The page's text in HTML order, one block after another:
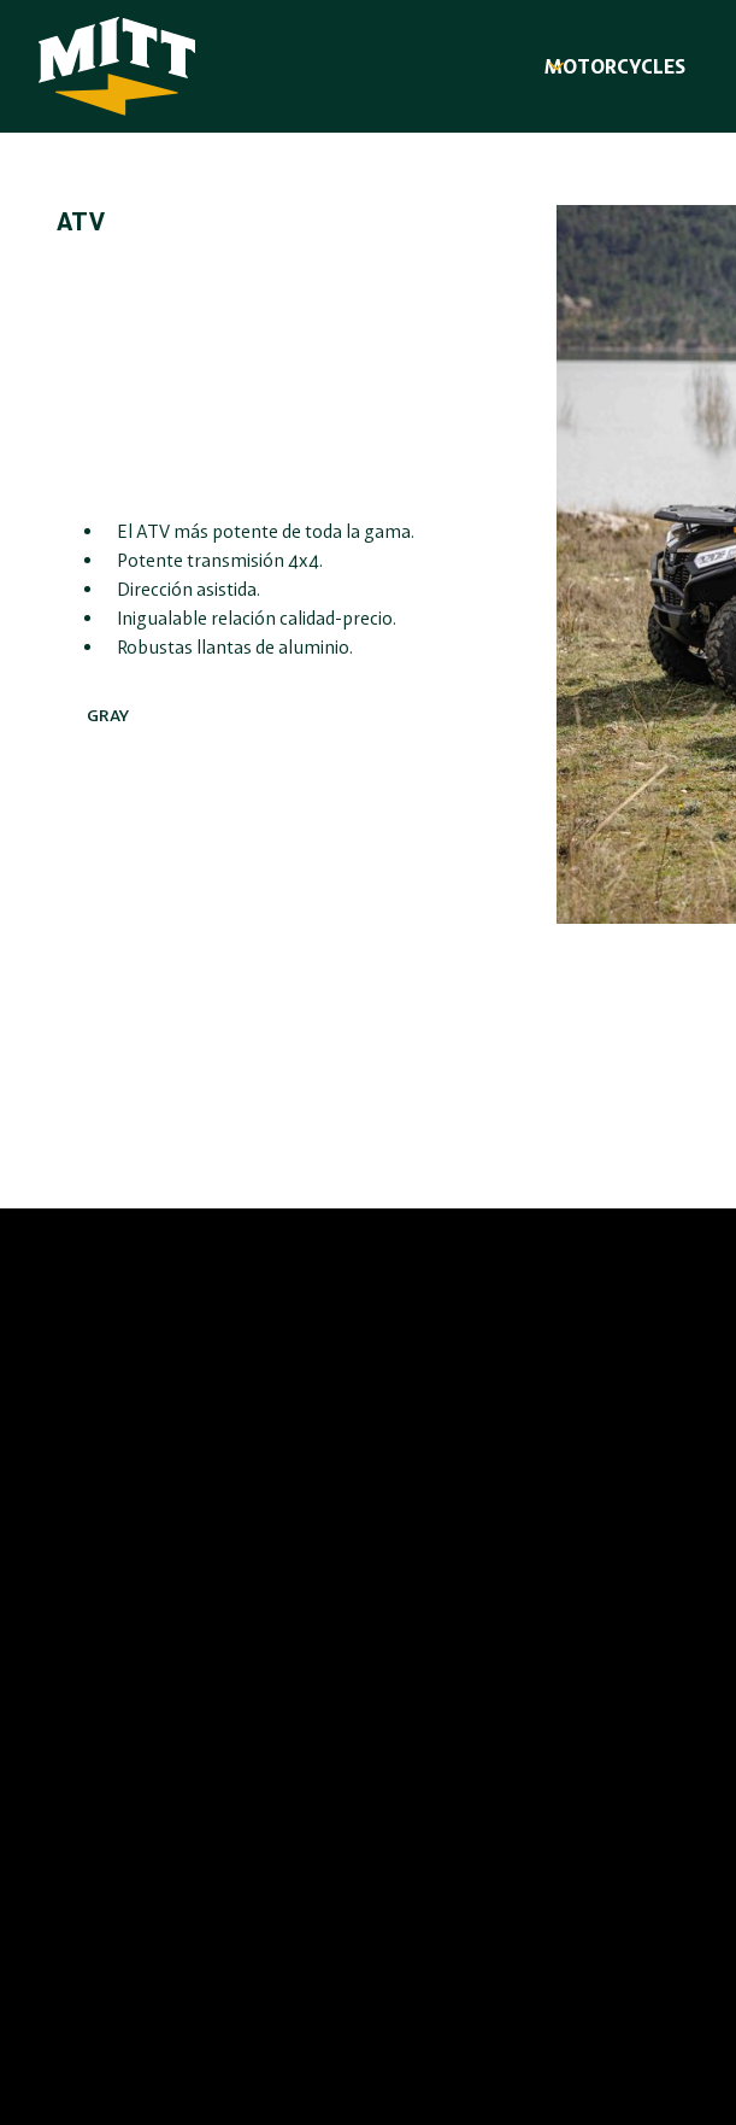
MOTORCYCLES
ATV
El ATV más potente de toda la gama.
Potente transmisión 4x4.
Dirección asistida.
Inigualable relación calidad-precio.
Robustas llantas de aluminio.
GRAY